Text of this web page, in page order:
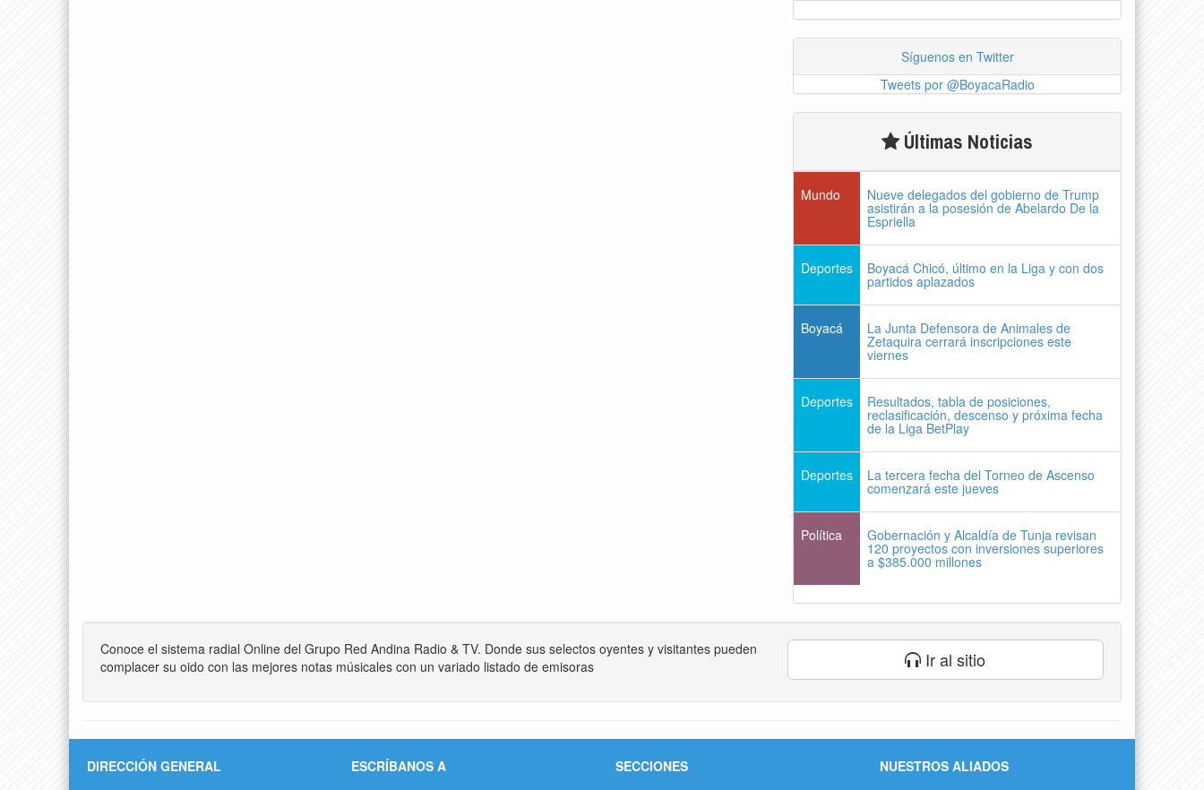
Síguenos en Twitter
Tweets por @BoyacaRadio
Últimas Noticias
Mundo Nueve delegados del gobierno de Trump
asistirán a la posesión de Abelardo De la
Espriella
Deportes Boyacá Chicó, último en la Liga y con dos
partidos aplazados
Boyacá La Junta Defensora de Animales de
Zetaquira cerrará inscripciones este
viernes
Deportes Resultados, tabla de posiciones,
reclasificación, descenso y próxima fecha
de la Liga BetPlay
Deportes La tercera fecha del Torneo de Ascenso
comenzará este jueves
Política Gobernación y Alcaldía de Tunja revisan
120 proyectos con inversiones superiores
a $385.000 millones
Conoce el sistema radial Online del Grupo Red Andina Radio & TV. Donde sus selectos oyentes y visitantes pueden
complacer su oido con las mejores notas músicales con un variado listado de emisoras
Ir al sitio
DIRECCIÓN GENERAL ESCRÍBANOS A SECCIONES NUESTROS ALIADOS